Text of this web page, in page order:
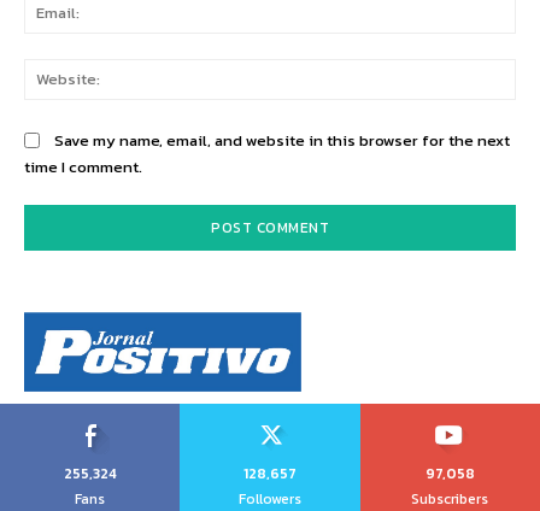
Save my name, email, and website in this browser for the next
time I comment.
255,324
Fans
128,657
Followers
97,058
Subscribers